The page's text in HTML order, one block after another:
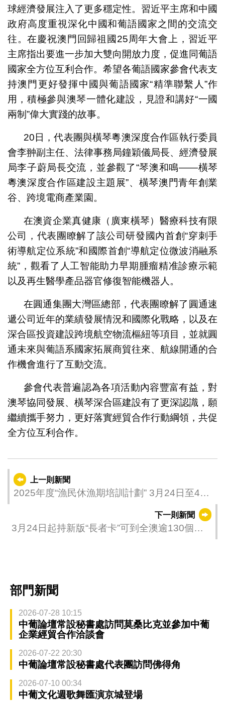
球經濟發展注入了更多穩定性。習近平主席和中國
政府高度重視深化中國和葡語國家之間的交流交
往。在慶祝澳門回歸祖國25周年大會上，習近平
主席指出要進一步加大雙向開放力度，促進同葡語
國家全方位互利合作。希望各葡語國家參會代表支
持澳門更好發揮中國與葡語國家“精準聯繫人”作
用，積極參與澳琴一體化建設，見證和講好“一國
兩制”偉大實踐的故事。
20日，代表團與橫琴粵澳深度合作區執行委員
會李翀副主任、法律事務局鐘穎儀局長、經濟發展
局李子蔚局長交流，並參觀了“琴澳和鳴——橫琴
粵澳深度合作區建設主題展”、橫琴澳門青年創業
谷、跨境電商產業園。
在澳資企業真健康（廣東橫琴）醫療科技有限
公司，代表團瞭解了該公司研發國內首創“穿刺手
術導航定位系統”和國際首創“導航定位微波消融系
統”，觀看了人工智能助力早期腫瘤精准診療示範
以及再生醫學產品器官修復智能機器人。
在圓通集團大灣區總部，代表團瞭解了圓通速
遞公司近年的業績發展情況和國際化戰略，以及在
深合區投資建設跨境航空物流樞紐等項目，並就圓
通未來與葡語系國家拓展商貿往來、航線開通的合
作機會進行了互動交流。
參會代表普遍認為各項活動內容豐富有益，對
澳琴協同發展、橫琴深合區建設有了更深認識，願
繼續攜手努力，更好落實經貿合作行動綱領，共促
全方位互利合作。
上一則新聞
2025年度“漁民休漁期培訓計劃” 3月24日至4月
下一則新聞
3月24日起持新版“長者卡”可到全澳逾130個地
部門新聞
2026-07-28 10:15
中葡論壇常設秘書處訪問莫桑比克並參加中葡
企業經貿合作洽談會
2026-07-22 20:30
中葡論壇常設秘書處代表團訪問佛得角
2026-07-10 00:34
中葡文化週歌舞匯演京城登場